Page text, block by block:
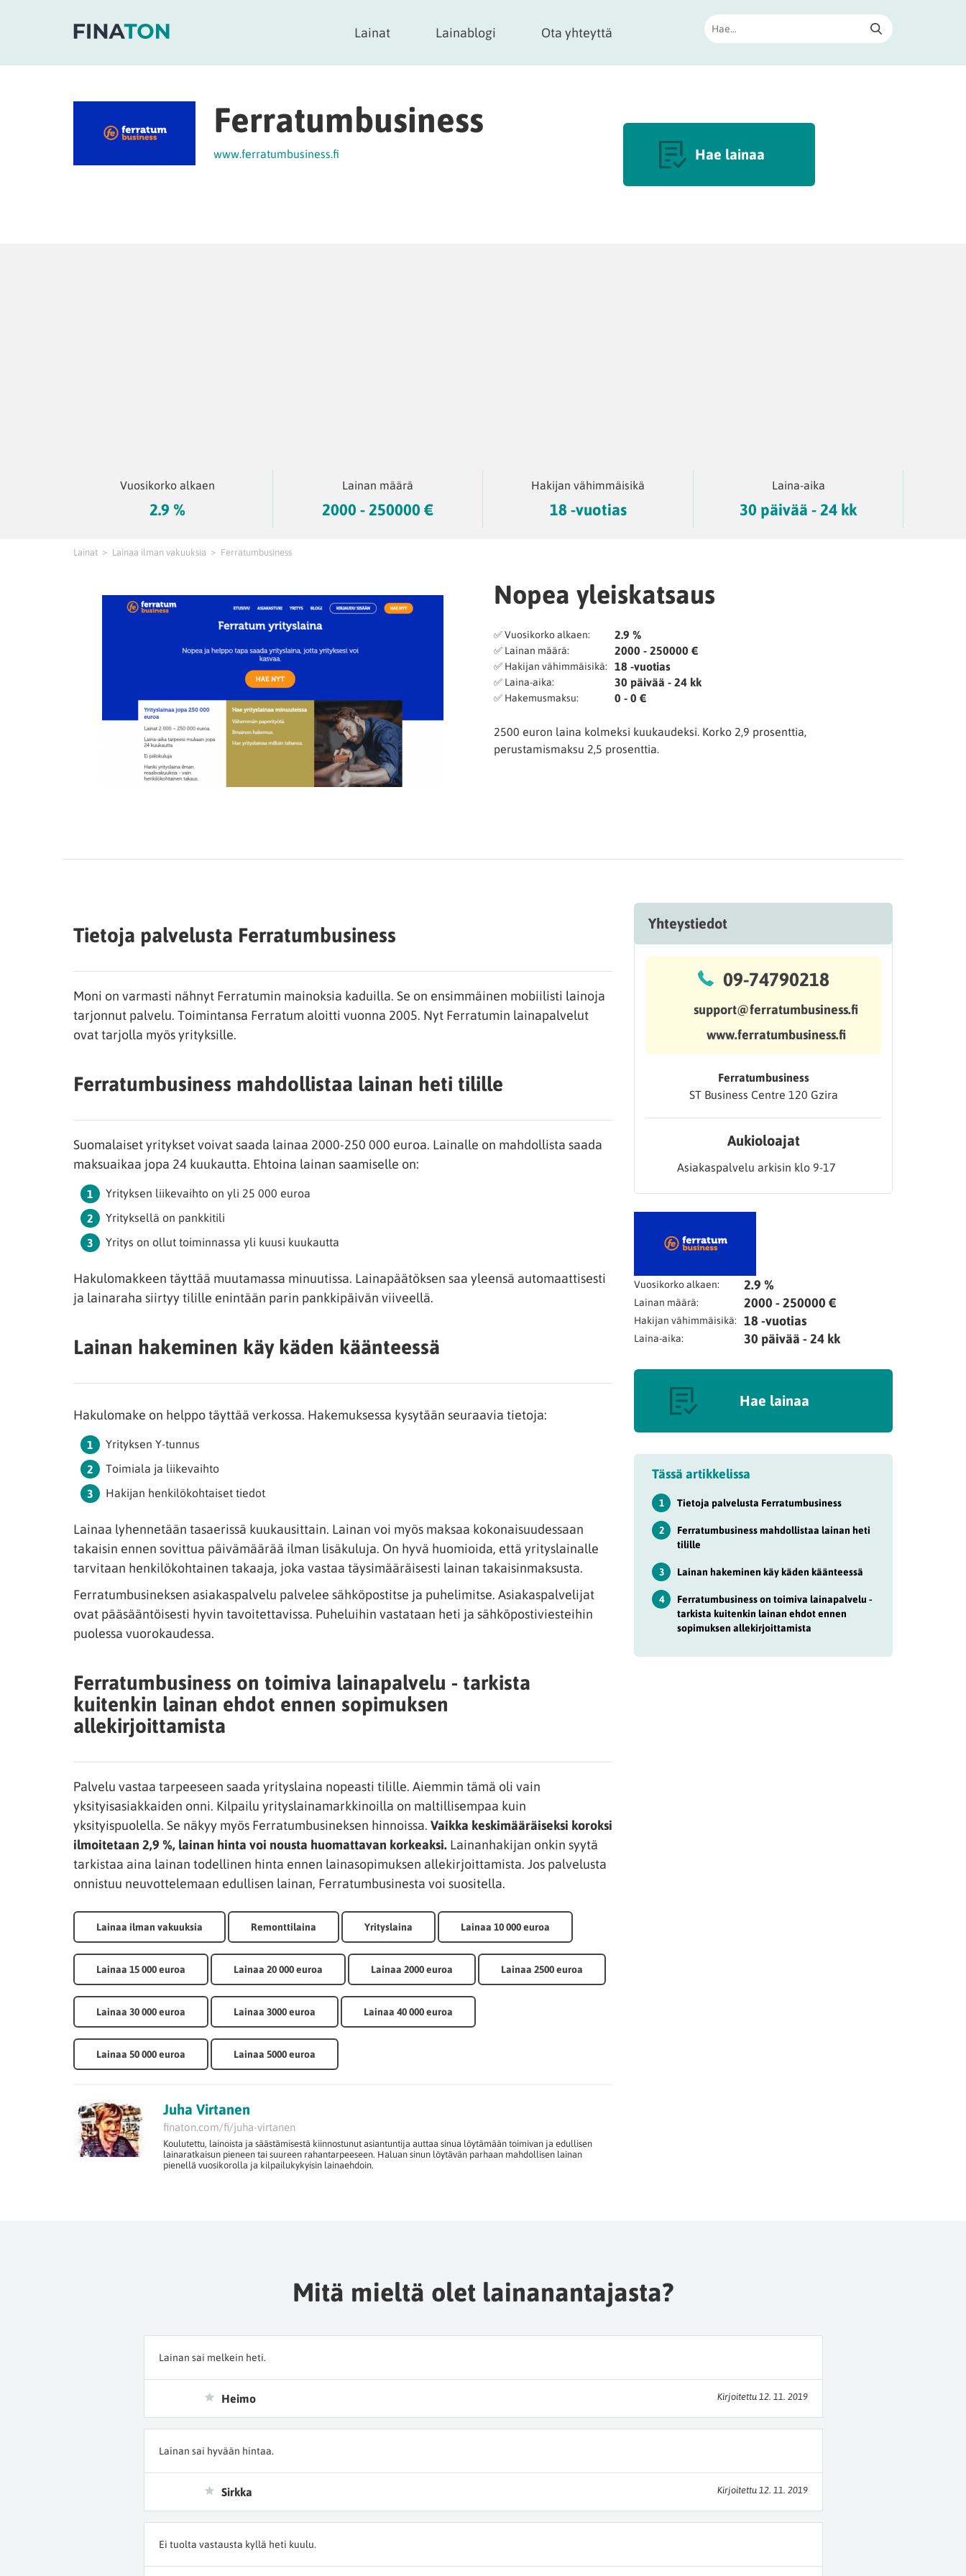
Lainat Lainablogi Ota yhteyttä
Ferratumbusiness
www.ferratumbusiness.fi Hae lainaa
Vuosikorko alkaen
2.9 %
Lainan määrä
2000 - 250000 €
Hakijan vähimmäisikä
18 -vuotias
Laina-aika
30 päivää - 24 kk
Lainat Lainaa ilman vakuuksia Ferratumbusiness
Nopea yleiskatsaus
✅ Vuosikorko alkaen: 2.9 %
✅ Lainan määrä: 2000 - 250000 €
✅ Hakijan vähimmäisikä: 18 -vuotias
✅ Laina-aika: 30 päivää - 24 kk
✅ Hakemusmaksu: 0 - 0 €
2500 euron laina kolmeksi kuukaudeksi. Korko 2,9 prosenttia,
perustamismaksu 2,5 prosenttia.
Tietoja palvelusta Ferratumbusiness
Moni on varmasti nähnyt Ferratumin mainoksia kaduilla. Se on ensimmäinen mobiilisti lainoja
tarjonnut palvelu. Toimintansa Ferratum aloitti vuonna 2005. Nyt Ferratumin lainapalvelut
ovat tarjolla myös yrityksille.
Ferratumbusiness mahdollistaa lainan heti tilille
Suomalaiset yritykset voivat saada lainaa 2000-250 000 euroa. Lainalle on mahdollista saada
maksuaikaa jopa 24 kuukautta. Ehtoina lainan saamiselle on:
Yrityksen liikevaihto on yli 25 000 euroa
Yrityksellä on pankkitili
Yritys on ollut toiminnassa yli kuusi kuukautta
Hakulomakkeen täyttää muutamassa minuutissa. Lainapäätöksen saa yleensä automaattisesti
ja lainaraha siirtyy tilille enintään parin pankkipäivän viiveellä.
Lainan hakeminen käy käden käänteessä
Hakulomake on helppo täyttää verkossa. Hakemuksessa kysytään seuraavia tietoja:
Yrityksen Y-tunnus
Toimiala ja liikevaihto
Hakijan henkilökohtaiset tiedot
Lainaa lyhennetään tasaerissä kuukausittain. Lainan voi myös maksaa kokonaisuudessaan
takaisin ennen sovittua päivämäärää ilman lisäkuluja. On hyvä huomioida, että yrityslainalle
tarvitaan henkilökohtainen takaaja, joka vastaa täysimääräisesti lainan takaisinmaksusta.
Ferratumbusineksen asiakaspalvelu palvelee sähköpostitse ja puhelimitse. Asiakaspalvelijat
ovat pääsääntöisesti hyvin tavoitettavissa. Puheluihin vastataan heti ja sähköpostiviesteihin
puolessa vuorokaudessa.
Ferratumbusiness on toimiva lainapalvelu - tarkista
kuitenkin lainan ehdot ennen sopimuksen
allekirjoittamista
Palvelu vastaa tarpeeseen saada yrityslaina nopeasti tilille. Aiemmin tämä oli vain
yksityisasiakkaiden onni. Kilpailu yrityslainamarkkinoilla on maltillisempaa kuin
yksityispuolella. Se näkyy myös Ferratumbusineksen hinnoissa. Vaikka keskimääräiseksi koroksi
ilmoitetaan 2,9 %, lainan hinta voi nousta huomattavan korkeaksi. Lainanhakijan onkin syytä
tarkistaa aina lainan todellinen hinta ennen lainasopimuksen allekirjoittamista. Jos palvelusta
onnistuu neuvottelemaan edullisen lainan, Ferratumbusinesta voi suositella.
Lainaa ilman vakuuksia Remonttilaina Yrityslaina Lainaa 10 000 euroa
Lainaa 15 000 euroa Lainaa 20 000 euroa Lainaa 2000 euroa Lainaa 2500 euroa
Lainaa 30 000 euroa Lainaa 3000 euroa Lainaa 40 000 euroa
Lainaa 50 000 euroa Lainaa 5000 euroa
Juha Virtanen
finaton.com/fi/juha-virtanen
Koulutettu, lainoista ja säästämisestä kiinnostunut asiantuntija auttaa sinua löytämään toimivan ja edullisen
lainaratkaisun pieneen tai suureen rahantarpeeseen. Haluan sinun löytävän parhaan mahdollisen lainan
pienellä vuosikorolla ja kilpailukykyisin lainaehdoin.
Yhteystiedot
09-74790218
support@ferratumbusiness.fi
www.ferratumbusiness.fi
Ferratumbusiness
ST Business Centre 120 Gzira
Aukioloajat
Asiakaspalvelu arkisin klo 9-17
Vuosikorko alkaen: 2.9 %
Lainan määrä: 2000 - 250000 €
Hakijan vähimmäisikä: 18 -vuotias
Laina-aika: 30 päivää - 24 kk
Hae lainaa
Tässä artikkelissa
1 Tietoja palvelusta Ferratumbusiness
2
Ferratumbusiness mahdollistaa lainan heti
tilille
3 Lainan hakeminen käy käden käänteessä
4
Ferratumbusiness on toimiva lainapalvelu -
tarkista kuitenkin lainan ehdot ennen
sopimuksen allekirjoittamista
Mitä mieltä olet lainanantajasta?
Lainan sai melkein heti.
Heimo Kirjoitettu 12. 11. 2019
Lainan sai hyvään hintaa.
Sirkka Kirjoitettu 12. 11. 2019
Ei tuolta vastausta kyllä heti kuulu.